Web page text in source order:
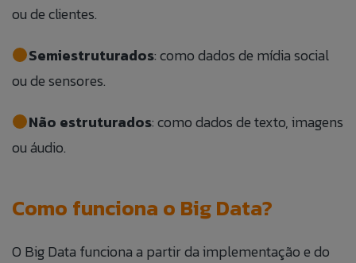
ou de clientes.
Semiestruturados: como dados de mídia social
ou de sensores.
Não estruturados: como dados de texto, imagens
ou áudio.
Como funciona o Big Data?
O Big Data funciona a partir da implementação e do